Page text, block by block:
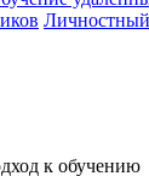
Личностный
к обучению